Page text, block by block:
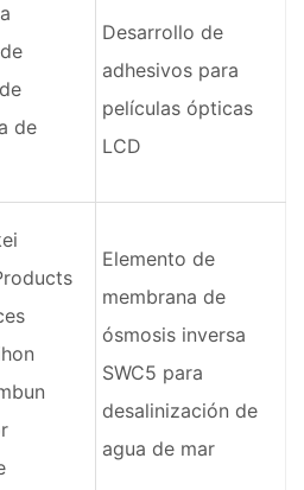
de
Desarrollo de
adhesivos para
películas ópticas
LCD
Elemento de
membrana de
ósmosis inversa
SWC5 para
desalinización de
agua de mar